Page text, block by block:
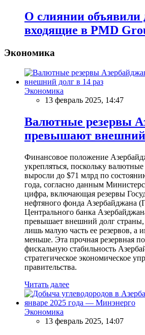
О слиянии объявили
входящие в PMD
Экономика
Экономика
13 февраль 2025, 14:47
Валютные резервы
превышают внешний
Финансовое положение
укрепляться, поскольку
выросли до $71 млрд по
года, согласно данным
цифра, включающая резервы
нефтяного фонда Азербайджана
Центрального банка
превышает внешний долг страны,
лишь малую часть ее резервов, а
меньше. Эта прочная резервная
фискальную стабильность
стратегическое экономическое
правительства.
Читать далее
Экономика
13 февраль 2025, 14:07